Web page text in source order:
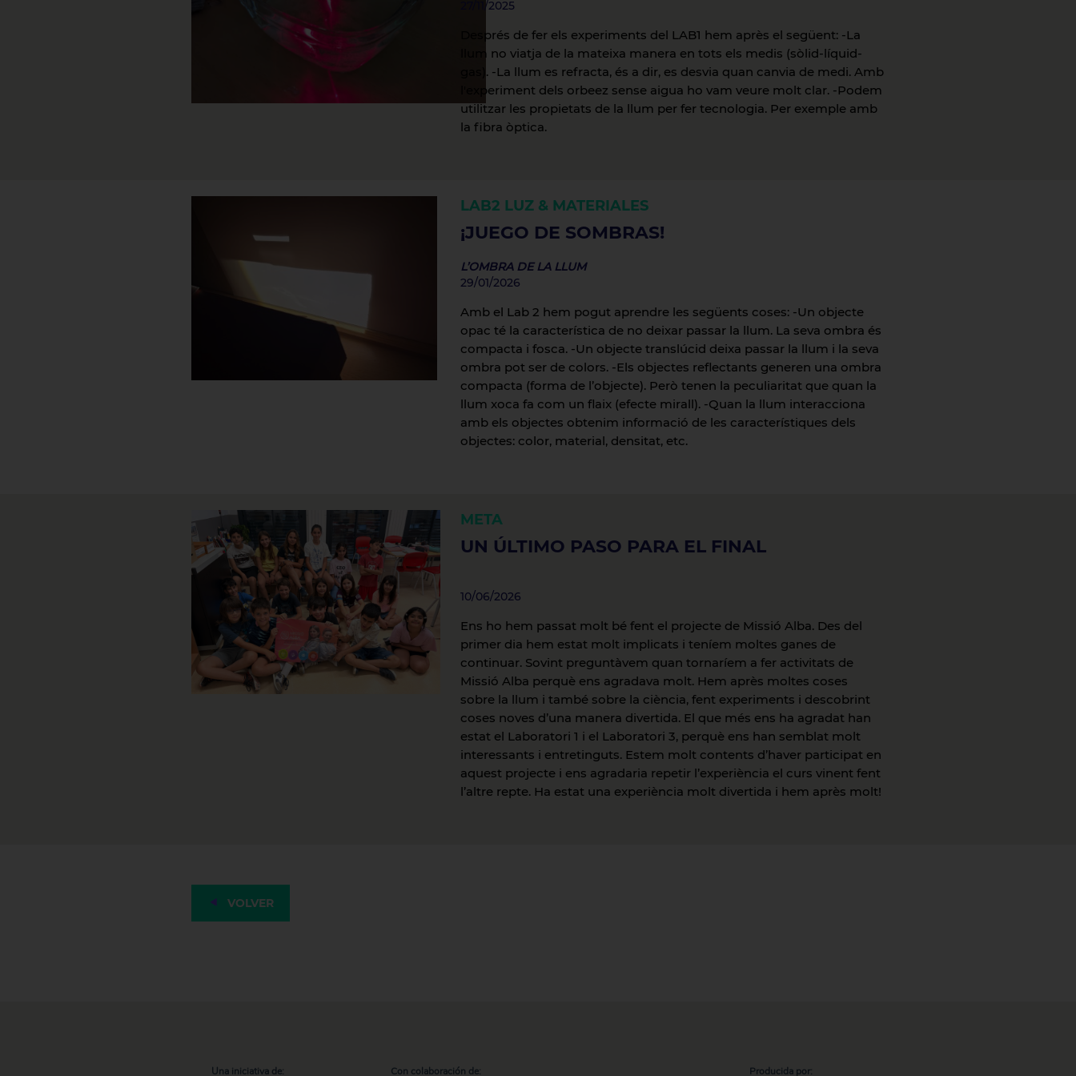
27/11/2025
Després de fer els experiments del LAB1 hem après el següent: -La
llum no viatja de la mateixa manera en tots els medis (sòlid-líquid-
gas). -La llum es refracta, és a dir, es desvia quan canvia de medi. Amb
l'experiment dels orbeez sense aigua ho vam veure molt clar. -Podem
utilitzar les propietats de la llum per fer tecnologia. Per exemple amb
la fibra òptica.
LAB2 LUZ & MATERIALES
¡JUEGO DE SOMBRAS!
L’OMBRA DE LA LLUM
29/01/2026
Amb el Lab 2 hem pogut aprendre les següents coses: -Un objecte
opac té la característica de no deixar passar la llum. La seva ombra és
compacta i fosca. -Un objecte translúcid deixa passar la llum i la seva
ombra pot ser de colors. -Els objectes reflectants generen una ombra
compacta (forma de l’objecte). Però tenen la peculiaritat que quan la
llum xoca fa com un flaix (efecte mirall). -Quan la llum interacciona
amb els objectes obtenim informació de les característiques dels
objectes: color, material, densitat, etc.
META
UN ÚLTIMO PASO PARA EL FINAL
10/06/2026
Ens ho hem passat molt bé fent el projecte de Missió Alba. Des del
primer dia hem estat molt implicats i teníem moltes ganes de
continuar. Sovint preguntàvem quan tornaríem a fer activitats de
Missió Alba perquè ens agradava molt. Hem après moltes coses
sobre la llum i també sobre la ciència, fent experiments i descobrint
coses noves d’una manera divertida. El que més ens ha agradat han
estat el Laboratori 1 i el Laboratori 3, perquè ens han semblat molt
interessants i entretinguts. Estem molt contents d’haver participat en
aquest projecte i ens agradaria repetir l’experiència el curs vinent fent
l’altre repte. Ha estat una experiència molt divertida i hem après molt!
VOLVER
Una iniciativa de: Con colaboración de: Producida por: